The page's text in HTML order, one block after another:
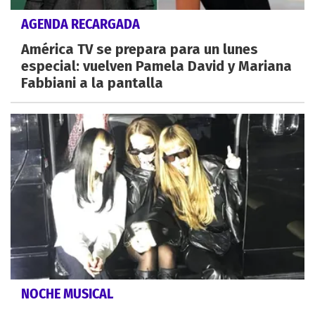
AGENDA RECARGADA
América TV se prepara para un lunes
especial: vuelven Pamela David y Mariana
Fabbiani a la pantalla
NOCHE MUSICAL